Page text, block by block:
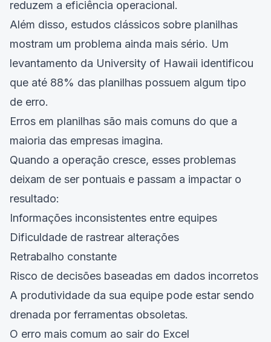
reduzem a eficiência operacional.
Além disso, estudos clássicos sobre planilhas
mostram um problema ainda mais sério. Um
levantamento da University of Hawaii identificou
que até 88% das planilhas possuem algum tipo
de erro.
Erros em planilhas são mais comuns do que a
maioria das empresas imagina.
Quando a operação cresce, esses problemas
deixam de ser pontuais e passam a impactar o
resultado:
Informações inconsistentes entre equipes
Dificuldade de rastrear alterações
Retrabalho constante
Risco de decisões baseadas em dados incorretos
A produtividade da sua equipe pode estar sendo
drenada por ferramentas obsoletas.
O erro mais comum ao sair do Excel